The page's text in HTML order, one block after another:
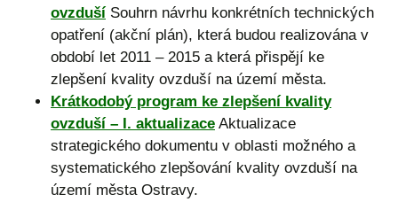
ovzduší Souhrn návrhu konkrétních technických
opatření (akční plán), která budou realizována v
období let 2011 – 2015 a která přispějí ke
zlepšení kvality ovzduší na území města.
Krátkodobý program ke zlepšení kvality
ovzduší – I. aktualizace Aktualizace
strategického dokumentu v oblasti možného a
systematického zlepšování kvality ovzduší na
území města Ostravy.